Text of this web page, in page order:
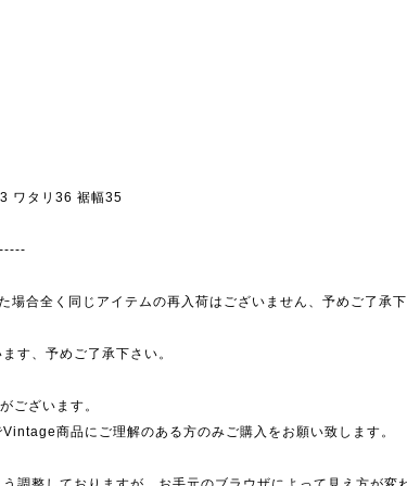
ワタリ36 裾幅35
合全く同じアイテムの再入荷はございません、予めご了承下
す、予めご了承下さい。
ございます。
商品にご理解のある方のみご購入をお願い致します。